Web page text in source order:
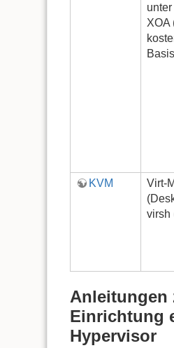
XOA
KVM
Virt-
virsh
Anleitungen
Einrichtung
Hypervisor